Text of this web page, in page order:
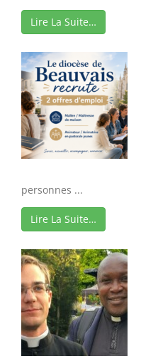
Lire La Suite…
personnes ...
Lire La Suite…